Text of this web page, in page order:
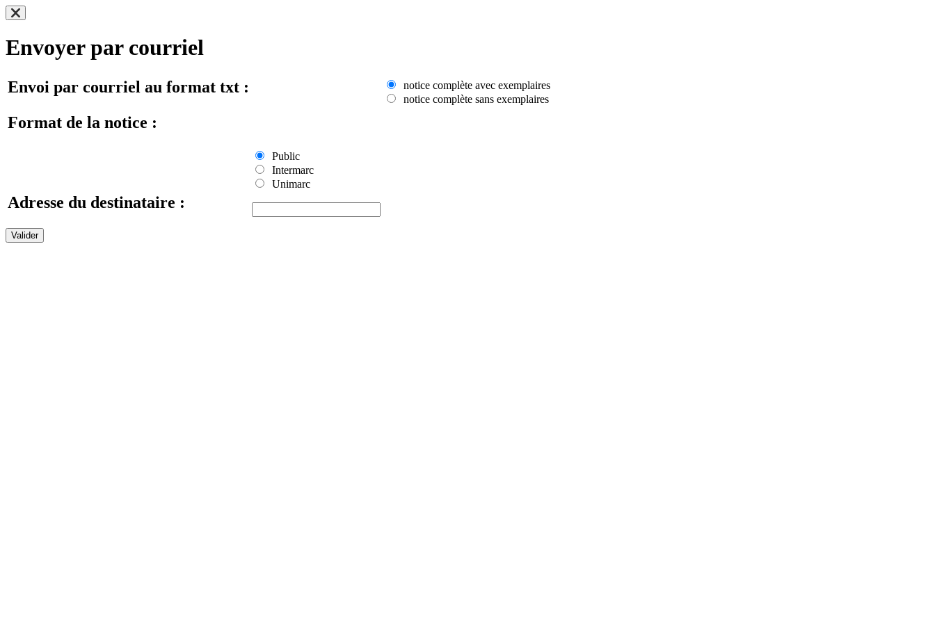
Envoyer par courriel
Envoi par courriel au format txt :
notice complète avec exemplaires
notice complète sans exemplaires
Format de la notice :
Public
Intermarc
Unimarc
Adresse du destinataire :